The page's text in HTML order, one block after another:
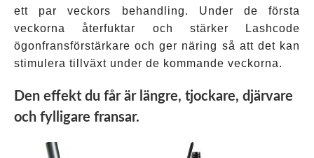
ett par veckors behandling. Under de första
veckorna återfuktar och stärker Lashcode
ögonfransförstärkare och ger näring så att det kan
stimulera tillväxt under de kommande veckorna.
Den effekt du får är längre, tjockare, djärvare
och fylligare fransar.